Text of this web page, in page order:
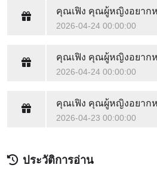
2026-04-24 00:00:00
2026-04-24 00:00:00
2026-04-23 00:00:00
ประวัติการอ่าน